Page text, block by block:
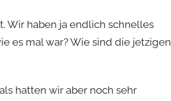
Wir haben ja endlich schnelles
es mal war? Wie sind die jetzigen
hatten wir aber noch sehr